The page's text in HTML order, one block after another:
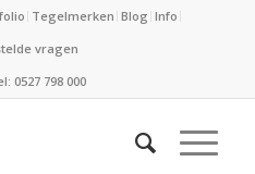
Tegelmerken Blog Info
vragen
0527 798 000